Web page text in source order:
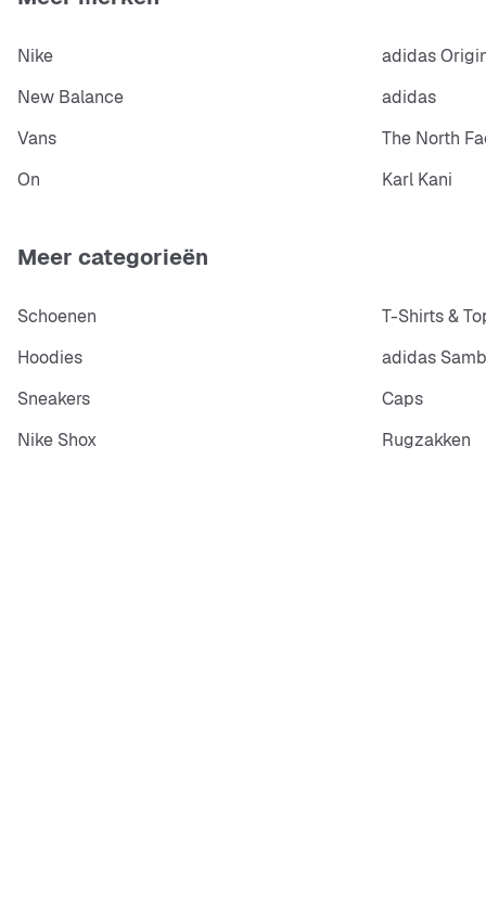
Nike adidas
New Balance
adidas
Vans
The North
On
Karl Kani
Meer categorieën
Schoenen T-Shirts &
Hoodies
adidas
Sneakers
Caps
Nike Shox
Rugzakken